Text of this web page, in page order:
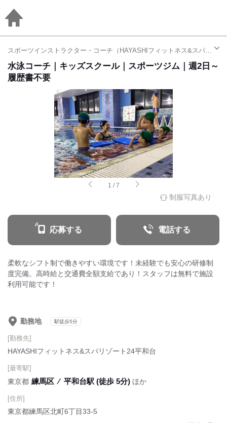
スポーツインストラクター・コーチ（HAYASHIフィットネス&スパリゾート24平和台）| アルバイト・パート求人（平和台駅）
水泳コーチ｜キッズスクール｜スポーツジム｜週2日～
履歴書不要
1 /7
制服写真あり
応募する 電話する
柔軟なシフト制で働きやすい環境です！未経験でも安心の研修制
度完備。高時給と交通費全額支給であり！スタッフは無料で施設
利用可能です！
勤務地 駅徒歩5分
[勤務先]
HAYASHIフィットネス&スパリゾート24平和台
[最寄駅]
東京都 練馬区 ⁄ 平和台駅 (徒歩 5分) ほか
[住所]
東京都練馬区北町6丁目33-5